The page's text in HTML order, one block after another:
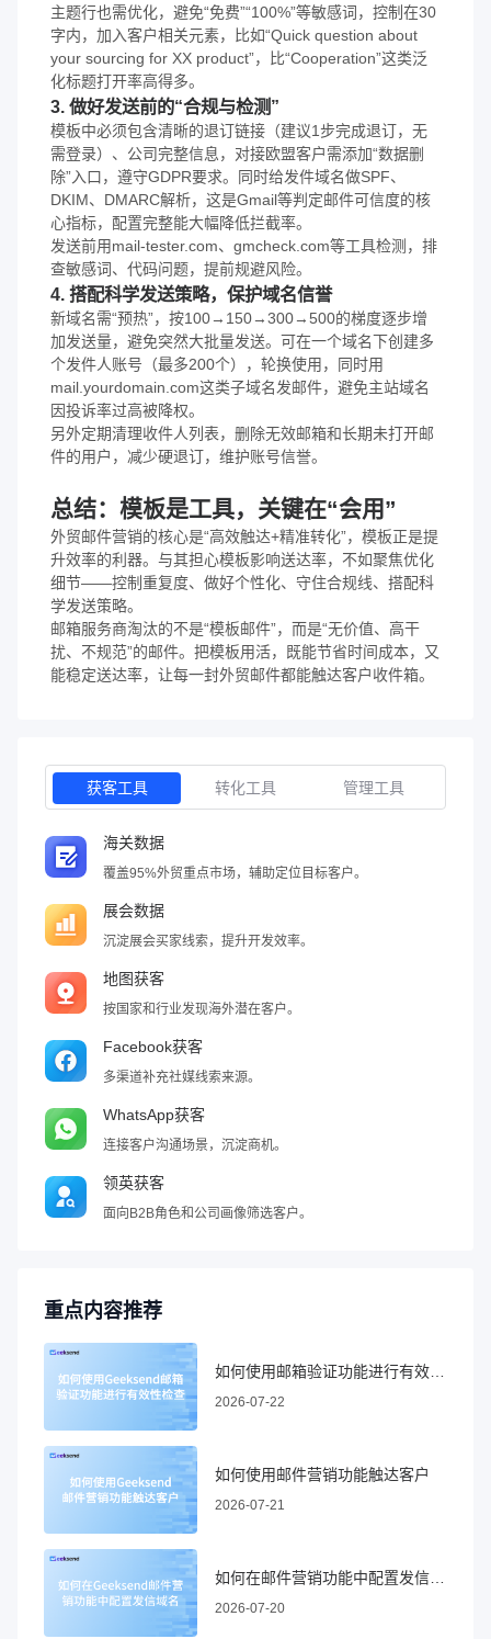
主题行也需优化，避免“免费”“100%”等敏感词，控制在30
字内，加入客户相关元素，比如“Quick question about
your sourcing for XX product”，比“Cooperation”这类泛
化标题打开率高得多。
3. 做好发送前的“合规与检测”
模板中必须包含清晰的退订链接（建议1步完成退订，无
需登录）、公司完整信息，对接欧盟客户需添加“数据删
除”入口，遵守GDPR要求。同时给发件域名做SPF、
DKIM、DMARC解析，这是Gmail等判定邮件可信度的核
心指标，配置完整能大幅降低拦截率。
发送前用mail-tester.com、gmcheck.com等工具检测，排
查敏感词、代码问题，提前规避风险。
4. 搭配科学发送策略，保护域名信誉
新域名需“预热”，按100→150→300→500的梯度逐步增
加发送量，避免突然大批量发送。可在一个域名下创建多
个发件人账号（最多200个），轮换使用，同时用
mail.yourdomain.com这类子域名发邮件，避免主站域名
因投诉率过高被降权。
另外定期清理收件人列表，删除无效邮箱和长期未打开邮
件的用户，减少硬退订，维护账号信誉。
总结：模板是工具，关键在“会用”
外贸邮件营销的核心是“高效触达+精准转化”，模板正是提
升效率的利器。与其担心模板影响送达率，不如聚焦优化
细节——控制重复度、做好个性化、守住合规线、搭配科
学发送策略。
邮箱服务商淘汰的不是“模板邮件”，而是“无价值、高干
扰、不规范”的邮件。把模板用活，既能节省时间成本，又
能稳定送达率，让每一封外贸邮件都能触达客户收件箱。
获客工具 转化工具 管理工具
海关数据
覆盖95%外贸重点市场，辅助定位目标客户。
展会数据
沉淀展会买家线索，提升开发效率。
地图获客
按国家和行业发现海外潜在客户。
Facebook获客
多渠道补充社媒线索来源。
WhatsApp获客
连接客户沟通场景，沉淀商机。
领英获客
面向B2B角色和公司画像筛选客户。
重点内容推荐
2026-07-22
如何使用邮件营销功能触达客户
2026-07-21
2026-07-20